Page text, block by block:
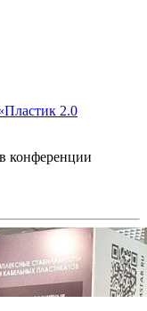
2.0
конференции